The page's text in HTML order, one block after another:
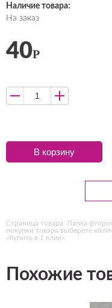
Наличие товара:
На заказ
40Р
В корзину
Страница товара: Лапка
покупки товара выберете
«Купить в 1 клик».
Похожие